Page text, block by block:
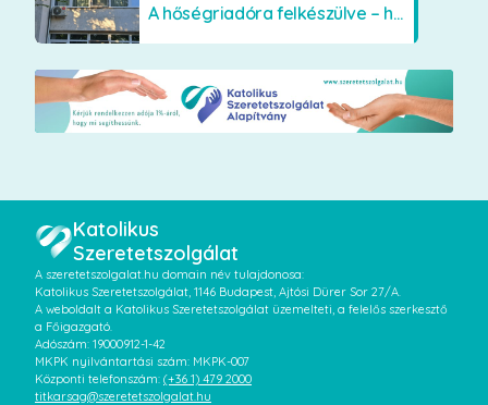
A hőségriadóra felkészülve – hűsítő fejlesztések a Szent Lajos Otthonban
Katolikus
Szeretetszolgálat
A szeretetszolgalat.hu domain név tulajdonosa:
Katolikus Szeretetszolgálat, 1146 Budapest, Ajtósi Dürer Sor 27/A.
A weboldalt a Katolikus Szeretetszolgálat üzemelteti, a felelős szerkesztő
a Főigazgató.
Adószám: 19000912-1-42
MKPK nyilvántartási szám: MKPK-007
Központi telefonszám: (+36 1) 479 2000
titkarsag@szeretetszolgalat.hu